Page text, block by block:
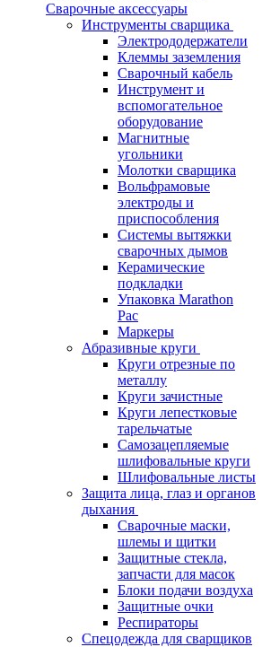
Сварочные аксессуары
Инструменты сварщика
Электрододержатели
Клеммы заземления
Сварочный кабель
Инструмент и
вспомогательное
оборудование
Магнитные
угольники
Молотки сварщика
Вольфрамовые
электроды и
приспособления
Системы вытяжки
сварочных дымов
Керамические
подкладки
Упаковка Marathon
Pac
Маркеры
Абразивные круги
Круги отрезные по
металлу
Круги зачистные
Круги лепестковые
тарельчатые
Самозацепляемые
шлифовальные круги
Шлифовальные листы
Защита лица, глаз и органов
дыхания
Сварочные маски,
шлемы и щитки
Защитные стекла,
запчасти для масок
Блоки подачи воздуха
Защитные очки
Респираторы
Спецодежда для сварщиков